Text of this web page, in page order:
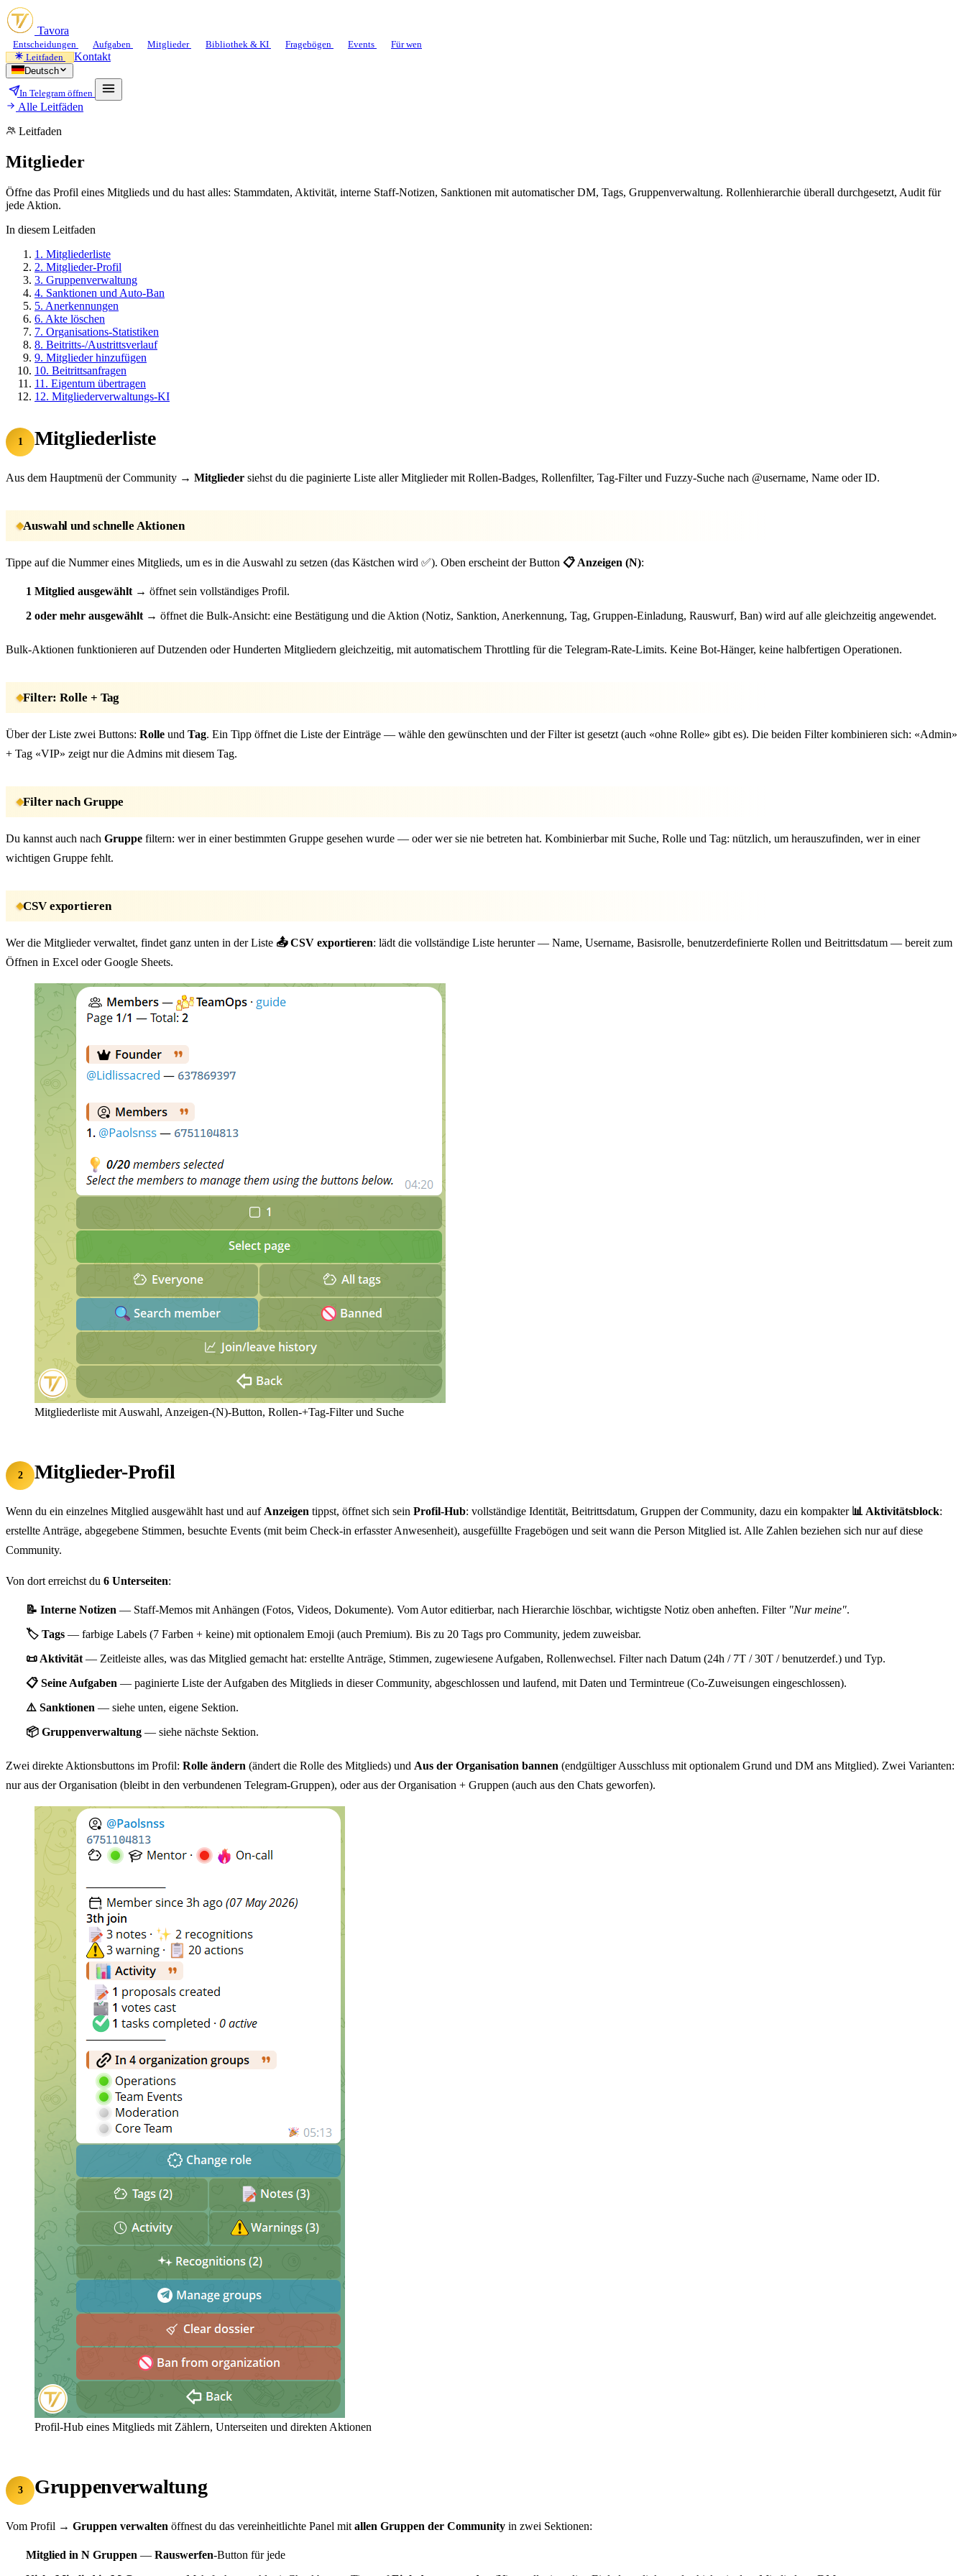
Tavora
Entscheidungen Aufgaben Mitglieder Bibliothek & KI Fragebögen Events
Für wen
Leitfaden
Kontakt
Deutsch
In Telegram öffnen
Alle Leitfäden
Leitfaden
Mitglieder
Öffne das Profil eines Mitglieds und du hast alles: Stammdaten, Aktivität, interne Staff-Notizen, Sanktionen mit automatischer DM, Tags, Gruppenverwaltung. Rollenhierarchie überall durchgesetzt, Audit für
jede Aktion.
In diesem Leitfaden
1. Mitgliederliste
2. Mitglieder-Profil
3. Gruppenverwaltung
4. Sanktionen und Auto-Ban
5. Anerkennungen
6. Akte löschen
7. Organisations-Statistiken
8. Beitritts-/Austrittsverlauf
9. Mitglieder hinzufügen
10. Beitrittsanfragen
11. Eigentum übertragen
12. Mitgliederverwaltungs-KI
1 Mitgliederliste
Aus dem Hauptmenü der Community → Mitglieder siehst du die paginierte Liste aller Mitglieder mit Rollen-Badges, Rollenfilter, Tag-Filter und Fuzzy-Suche nach @username, Name oder ID.
Auswahl und schnelle Aktionen
Tippe auf die Nummer eines Mitglieds, um es in die Auswahl zu setzen (das Kästchen wird ✅). Oben erscheint der Button 📋 Anzeigen (N):
1 Mitglied ausgewählt → öffnet sein vollständiges Profil.
2 oder mehr ausgewählt → öffnet die Bulk-Ansicht: eine Bestätigung und die Aktion (Notiz, Sanktion, Anerkennung, Tag, Gruppen-Einladung, Rauswurf, Ban) wird auf alle gleichzeitig angewendet.
Bulk-Aktionen funktionieren auf Dutzenden oder Hunderten Mitgliedern gleichzeitig, mit automatischem Throttling für die Telegram-Rate-Limits. Keine Bot-Hänger, keine halbfertigen Operationen.
Filter: Rolle + Tag
Über der Liste zwei Buttons: Rolle und Tag. Ein Tipp öffnet die Liste der Einträge — wähle den gewünschten und der Filter ist gesetzt (auch «ohne Rolle» gibt es). Die beiden Filter kombinieren sich: «Admin»
+ Tag «VIP» zeigt nur die Admins mit diesem Tag.
Filter nach Gruppe
Du kannst auch nach Gruppe filtern: wer in einer bestimmten Gruppe gesehen wurde — oder wer sie nie betreten hat. Kombinierbar mit Suche, Rolle und Tag: nützlich, um herauszufinden, wer in einer
wichtigen Gruppe fehlt.
CSV exportieren
Wer die Mitglieder verwaltet, findet ganz unten in der Liste 📤 CSV exportieren: lädt die vollständige Liste herunter — Name, Username, Basisrolle, benutzerdefinierte Rollen und Beitrittsdatum — bereit zum
Öffnen in Excel oder Google Sheets.
Mitgliederliste mit Auswahl, Anzeigen-(N)-Button, Rollen-+Tag-Filter und Suche
2 Mitglieder-Profil
Wenn du ein einzelnes Mitglied ausgewählt hast und auf Anzeigen tippst, öffnet sich sein Profil-Hub: vollständige Identität, Beitrittsdatum, Gruppen der Community, dazu ein kompakter 📊 Aktivitätsblock:
erstellte Anträge, abgegebene Stimmen, besuchte Events (mit beim Check-in erfasster Anwesenheit), ausgefüllte Fragebögen und seit wann die Person Mitglied ist. Alle Zahlen beziehen sich nur auf diese
Community.
Von dort erreichst du 6 Unterseiten:
📝 Interne Notizen — Staff-Memos mit Anhängen (Fotos, Videos, Dokumente). Vom Autor editierbar, nach Hierarchie löschbar, wichtigste Notiz oben anheften. Filter "Nur meine".
🏷 Tags — farbige Labels (7 Farben + keine) mit optionalem Emoji (auch Premium). Bis zu 20 Tags pro Community, jedem zuweisbar.
📜 Aktivität — Zeitleiste alles, was das Mitglied gemacht hat: erstellte Anträge, Stimmen, zugewiesene Aufgaben, Rollenwechsel. Filter nach Datum (24h / 7T / 30T / benutzerdef.) und Typ.
📋 Seine Aufgaben — paginierte Liste der Aufgaben des Mitglieds in dieser Community, abgeschlossen und laufend, mit Daten und Termintreue (Co-Zuweisungen eingeschlossen).
⚠️ Sanktionen — siehe unten, eigene Sektion.
📦 Gruppenverwaltung — siehe nächste Sektion.
Zwei direkte Aktionsbuttons im Profil: Rolle ändern (ändert die Rolle des Mitglieds) und Aus der Organisation bannen (endgültiger Ausschluss mit optionalem Grund und DM ans Mitglied). Zwei Varianten:
nur aus der Organisation (bleibt in den verbundenen Telegram-Gruppen), oder aus der Organisation + Gruppen (auch aus den Chats geworfen).
Profil-Hub eines Mitglieds mit Zählern, Unterseiten und direkten Aktionen
3 Gruppenverwaltung
Vom Profil → Gruppen verwalten öffnest du das vereinheitlichte Panel mit allen Gruppen der Community in zwei Sektionen:
Mitglied in N Gruppen — Rauswerfen-Button für jede